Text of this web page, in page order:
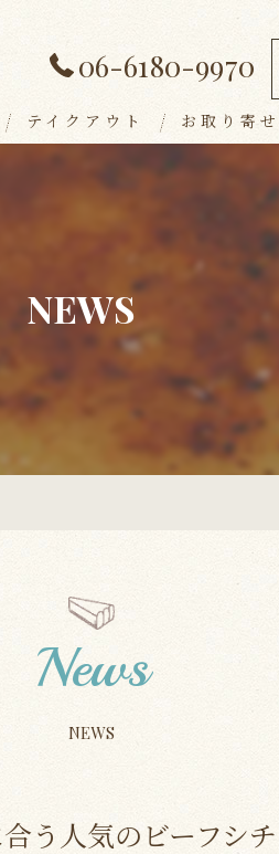
06-6180-9970
テイクアウト お取り寄
NEWS
News
NEWS
う人気のビーフシ